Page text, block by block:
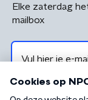
Elke zaterdag
mailbox